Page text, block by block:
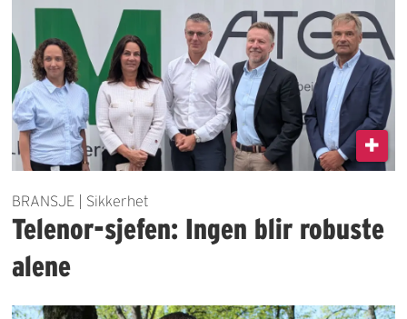
BRANSJE | Sikkerhet
Telenor-sjefen: Ingen blir robuste
alene